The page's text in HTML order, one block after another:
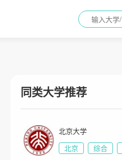
同类大学推荐
北京大学
北京
综合